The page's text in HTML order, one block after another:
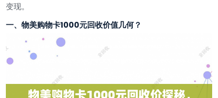
变现。
一、物美购物卡1000元回收价值几何？